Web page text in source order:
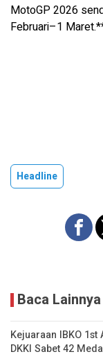
MotoGP 2026
Februari–1
Headline
Baca Lainnya
Kejuaraan IBKO
DKKI Sabet 42